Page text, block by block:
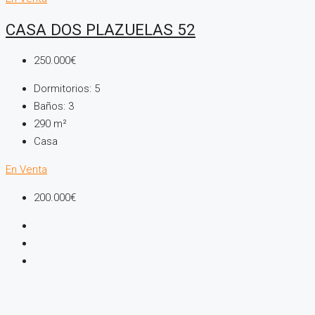
CASA DOS PLAZUELAS 52
250.000€
Dormitorios: 5
Baños: 3
290 m²
Casa
En Venta
200.000€